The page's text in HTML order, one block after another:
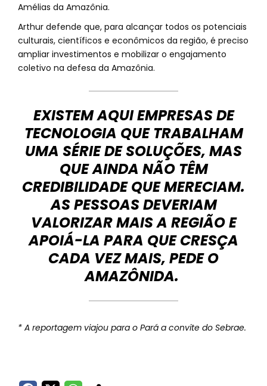
Amélias da Amazônia.
Arthur defende que, para alcançar todos os potenciais
culturais, científicos e econômicos da região, é preciso
ampliar investimentos e mobilizar o engajamento
coletivo na defesa da Amazônia.
EXISTEM AQUI EMPRESAS DE
TECNOLOGIA QUE TRABALHAM
UMA SÉRIE DE SOLUÇÕES, MAS
QUE AINDA NÃO TÊM
CREDIBILIDADE QUE MERECIAM.
AS PESSOAS DEVERIAM
VALORIZAR MAIS A REGIÃO E
APOIÁ-LA PARA QUE CRESÇA
CADA VEZ MAIS, PEDE O
AMAZÔNIDA.
* A reportagem viajou para o Pará a convite do Sebrae.